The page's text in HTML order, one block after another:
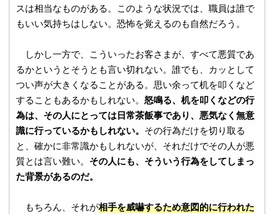
スは相当なものがある。このような状況では、職員は誰で
もいい気持ちはしない。恐怖を覚えるのも自然だろう。
しかし一方で、こういったお客さまが、すべて悪質であ
るかというとそうとも言い切れない。誰でも、カッとして
つい声が大きくなることがある。思い余って机を叩くなど
することもあるかもしれない。 怒鳴る、机を叩くなどの行
為は、その人にとっては日常茶飯事であり、悪気なく無意
識に行っているかもしれない。 その行為だけを切り取る
と、確かに非常識かもしれないが、それだけでその人が悪
質とは言い難い。 その人にも、そういう行為をしてしまっ
た背景があるのだ。
もちろん、それが相手を威嚇するため意図的に行われた